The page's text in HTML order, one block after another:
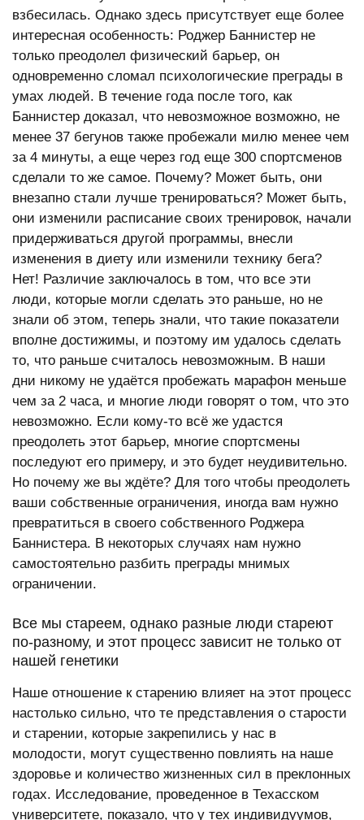
взбесилась. Однако здесь присутствует еще более
интересная особенность: Роджер Баннистер не
только преодолел физический барьер, он
одновременно сломал психологические преграды в
умах людей. В течение года после того, как
Баннистер доказал, что невозможное возможно, не
менее 37 бегунов также пробежали милю менее чем
за 4 минуты, а еще через год еще 300 спортсменов
сделали то же самое. Почему? Может быть, они
внезапно стали лучше тренироваться? Может быть,
они изменили расписание своих тренировок, начали
придерживаться другой программы, внесли
изменения в диету или изменили технику бега?
Нет! Различие заключалось в том, что все эти
люди, которые могли сделать это раньше, но не
знали об этом, теперь знали, что такие показатели
вполне достижимы, и поэтому им удалось сделать
то, что раньше считалось невозможным. В наши
дни никому не удаётся пробежать марафон меньше
чем за 2 часа, и многие люди говорят о том, что это
невозможно. Если кому-то всё же удастся
преодолеть этот барьер, многие спортсмены
последуют его примеру, и это будет неудивительно.
Но почему же вы ждёте? Для того чтобы преодолеть
ваши собственные ограничения, иногда вам нужно
превратиться в своего собственного Роджера
Баннистера. В некоторых случаях нам нужно
самостоятельно разбить преграды мнимых
ограничении.
Все мы стареем, однако разные люди стареют
по-разному, и этот процесс зависит не только от
нашей генетики
Наше отношение к старению влияет на этот процесс
настолько сильно, что те представления о старости
и старении, которые закрепились у нас в
молодости, могут существенно повлиять на наше
здоровье и количество жизненных сил в преклонных
годах. Исследование, проведенное в Техасском
университете, показало, что у тех индивидуумов,